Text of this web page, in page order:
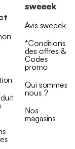
sweeek
Avis sweeek
*Conditions
des offres &
Codes
promo
Qui sommes
nous ?
Nos
magasins